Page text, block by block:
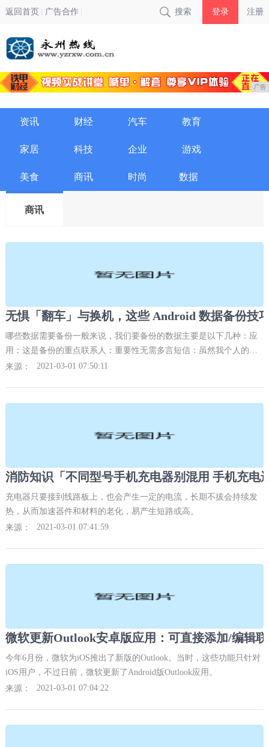
返回首页 广告合作 搜索 登录 注册
广告
资讯 财经 汽车 教育
家居 科技 企业 游戏
美食 商讯 时尚 数据
商讯
哪些数据需要备份一般来说，我们要备份的数据主要是以下几种：应
用：这是备份的重点联系人：重要性无需多言短信：虽然我个人的短
信基本都是验证码和垃圾短信系统设置：比如 Wi-Fi 登录信息、勿扰
来源： 2021-03-01 07:50:11
充电器只要接到线路板上，也会产生一定的电流，长期不拔会持续发
热，从而加速器件和材料的老化，易产生短路或高。
来源：
2021-03-01 07:41:59
微软更新Outlook安卓版应用：可直接添加/编辑
今年6月份，微软为iOS推出了新版的Outlook。当时，这些功能只针对
iOS用户，不过日前，微软更新了Android版Outlook应用。
来源：
2021-03-01 07:04:22